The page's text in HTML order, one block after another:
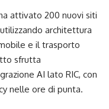
attivato 200 nuovi siti
architettura
e il trasporto
sfrutta
AI lato RIC, con
nelle ore di punta.